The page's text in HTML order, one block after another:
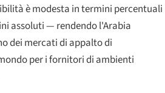
è modesta in termini percentuali
assoluti — rendendo l'Arabia
dei mercati di appalto di
per i fornitori di ambienti